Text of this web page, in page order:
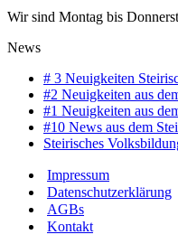
Wir sind Montag bis
News
# 3 Neuigkeiten
#2 Neuigkeiten aus
#1 Neuigkeiten aus
#10 News aus dem
Steirisches
Impressum
Datenschutzerklärung
AGBs
Kontakt